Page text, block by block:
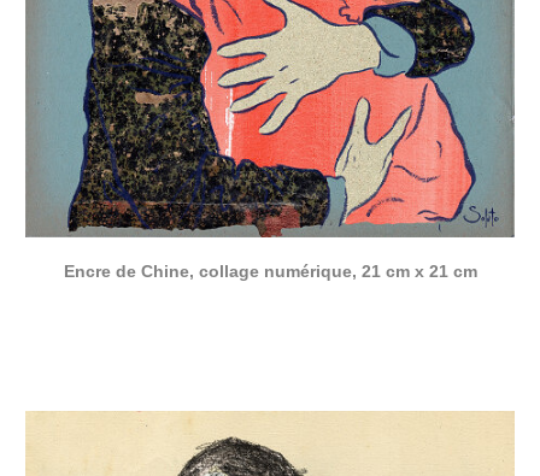
Encre de Chine, collage numérique, 21 cm x 21 cm